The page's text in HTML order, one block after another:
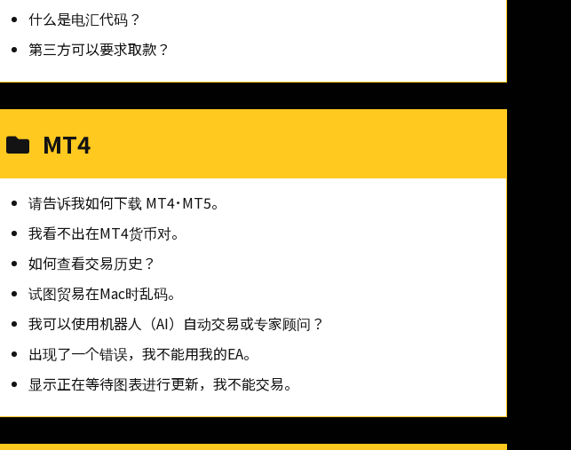
什么是电汇代码？
第三方可以要求取款？
MT4
请告诉我如何下载 MT4･MT5。
我看不出在MT4货币对。
如何查看交易历史？
试图贸易在Mac时乱码。
我可以使用机器人（AI）自动交易或专家顾问？
出现了一个错误，我不能用我的EA。
显示正在等待图表进行更新，我不能交易。